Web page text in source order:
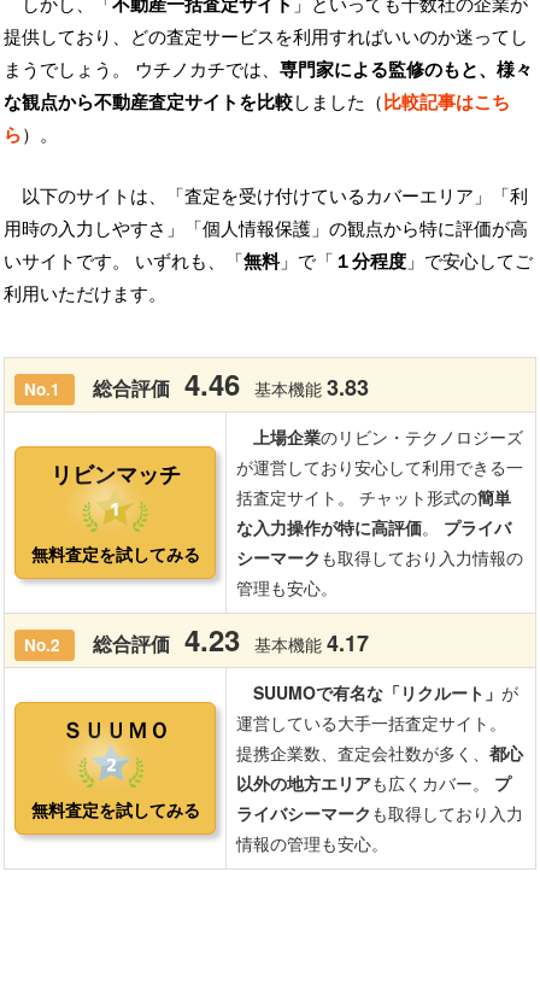
提供しており、どの査定サービスを利用すればいいのか迷ってし
まうでしょう。 ウチノカチでは、 専門家による監修のもと、様々
な観点から不動産査定サイトを比較しました（比較記事はこち
ら）。
以下のサイトは、「査定を受け付けているカバーエリア」「利
用時の入力しやすさ」「個人情報保護」の観点から特に評価が高
いサイトです。 いずれも、「無料」で「 １分程度 」で安心してご
利用いただけます。